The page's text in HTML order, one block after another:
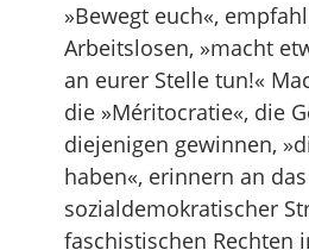
»Bewegt euch«,
Arbeitslosen, »macht
an eurer Stelle tun!«
die »Méritocratie«, die
diejenigen gewinnen,
haben«, erinnern an
sozialdemokratischer
faschistischen Rechten